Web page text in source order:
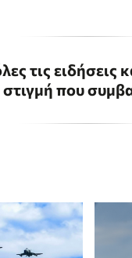
τις ειδήσεις
στιγμή που